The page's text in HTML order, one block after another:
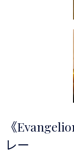
《
レー